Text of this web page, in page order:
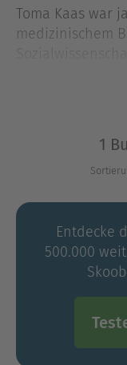
Toma Kaas war
medizinischem
Seit Jahren
UNESCO
durchgeführt.
Sie ist in Kosel
1
Entdecke
500.000